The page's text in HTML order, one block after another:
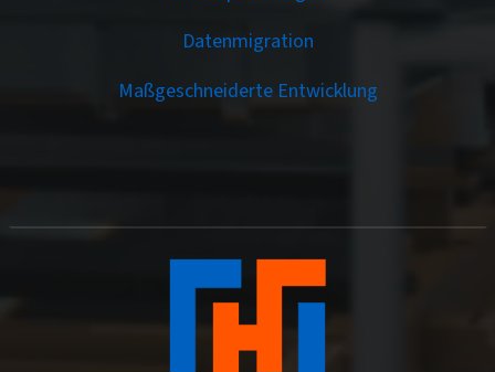
Datenmigration
Maßgeschneiderte Entwicklung